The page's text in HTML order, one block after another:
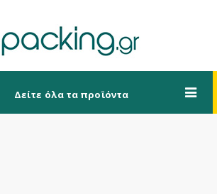
Δείτε όλα τα προϊόντα